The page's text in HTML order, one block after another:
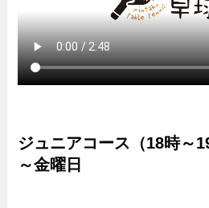
ジュニアコース（18時～
～金曜日